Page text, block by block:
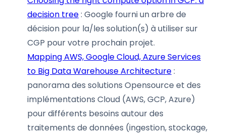
decision tree: Google fourni un arbre de
décision pour la/les solution(s) à utiliser sur
CGP pour votre prochain projet.
Mapping AWS, Google Cloud, Azure Services
to Big Data Warehouse Architecture:
panorama des solutions Opensource et des
implémentations Cloud (AWS, GCP, Azure)
pour différents besoins autour des
traitements de données (ingestion, stockage,